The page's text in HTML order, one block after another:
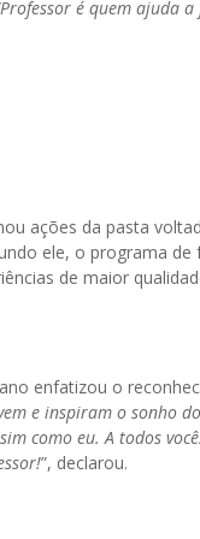
é quem ajuda
ações da pasta
ele, o programa
de maior
enfatizou o
e inspiram o sonho
como eu. A todos
”, declarou.